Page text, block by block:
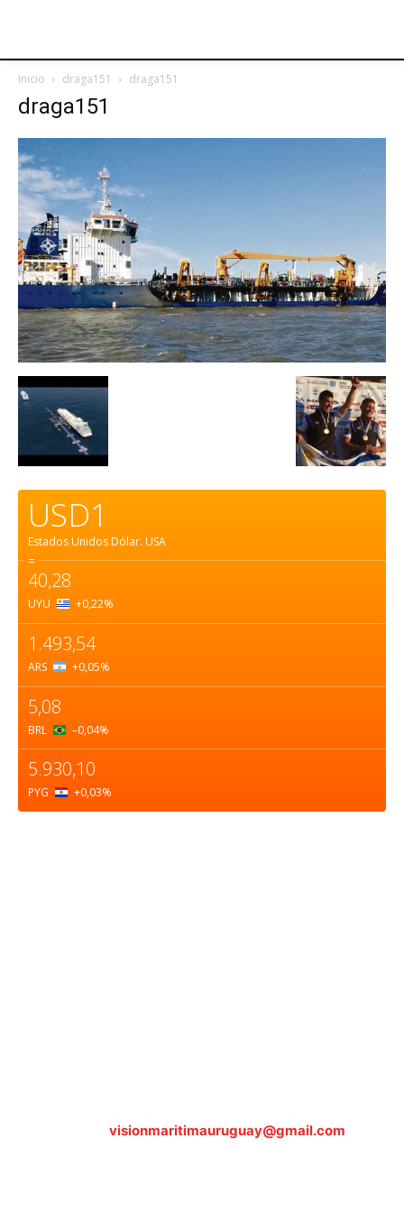
Inicio draga151 draga151
draga151
USD1
Estados Unidos Dólar. USA
=
40,28
UYU +0,22%
1.493,54
ARS +0,05%
5,08
BRL –0,04%
5.930,10
PYG +0,03%
visionmaritimauruguay@gmail.com